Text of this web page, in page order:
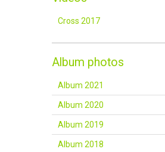
Cross 2017
Album photos
Album 2021
Album 2020
Album 2019
Album 2018